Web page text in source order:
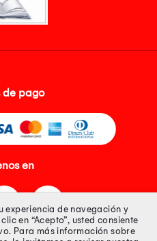
de pago
en
experiencia de navegación y
en “Acepto”, usted consiente
Para más información sobre